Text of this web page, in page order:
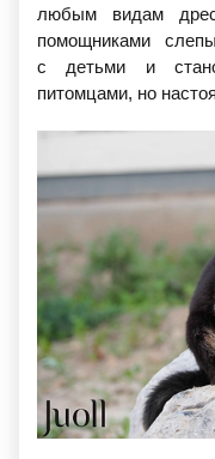
любым видам
помощниками
с детьми и
питомцами, но